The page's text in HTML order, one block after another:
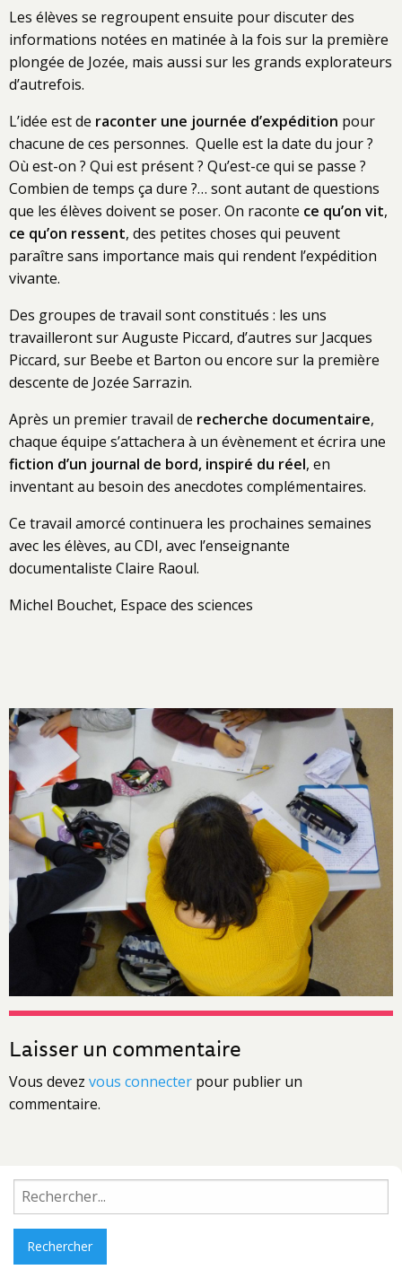
Les élèves se regroupent ensuite pour discuter des
informations notées en matinée à la fois sur la première
plongée de Jozée, mais aussi sur les grands explorateurs
d’autrefois.
L’idée est de raconter une journée d’expédition pour
chacune de ces personnes. Quelle est la date du jour ?
Où est-on ? Qui est présent ? Qu’est-ce qui se passe ?
Combien de temps ça dure ?… sont autant de questions
que les élèves doivent se poser. On raconte ce qu’on vit,
ce qu’on ressent, des petites choses qui peuvent
paraître sans importance mais qui rendent l’expédition
vivante.
Des groupes de travail sont constitués : les uns
travailleront sur Auguste Piccard, d’autres sur Jacques
Piccard, sur Beebe et Barton ou encore sur la première
descente de Jozée Sarrazin.
Après un premier travail de recherche documentaire,
chaque équipe s’attachera à un évènement et écrira une
fiction d’un journal de bord, inspiré du réel, en
inventant au besoin des anecdotes complémentaires.
Ce travail amorcé continuera les prochaines semaines
avec les élèves, au CDI, avec l’enseignante
documentaliste Claire Raoul.
Michel Bouchet, Espace des sciences
Laisser un commentaire
Vous devez vous connecter pour publier un
commentaire.
Rechercher :